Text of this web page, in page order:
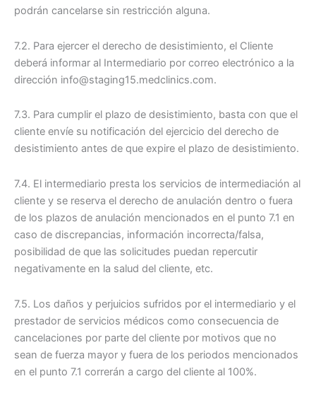
podrán cancelarse sin restricción alguna.
7.2. Para ejercer el derecho de desistimiento, el Cliente
deberá informar al Intermediario por correo electrónico a la
dirección info@staging15.medclinics.com.
7.3. Para cumplir el plazo de desistimiento, basta con que el
cliente envíe su notificación del ejercicio del derecho de
desistimiento antes de que expire el plazo de desistimiento.
7.4. El intermediario presta los servicios de intermediación al
cliente y se reserva el derecho de anulación dentro o fuera
de los plazos de anulación mencionados en el punto 7.1 en
caso de discrepancias, información incorrecta/falsa,
posibilidad de que las solicitudes puedan repercutir
negativamente en la salud del cliente, etc.
7.5. Los daños y perjuicios sufridos por el intermediario y el
prestador de servicios médicos como consecuencia de
cancelaciones por parte del cliente por motivos que no
sean de fuerza mayor y fuera de los periodos mencionados
en el punto 7.1 correrán a cargo del cliente al 100%.